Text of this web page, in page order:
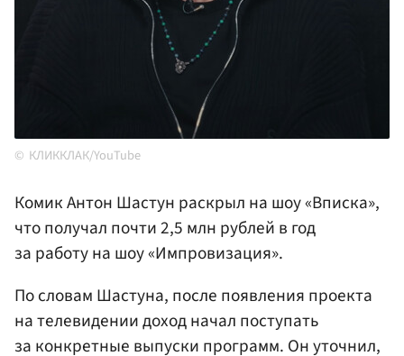
КЛИККЛАК/YouTube
Комик Антон Шастун раскрыл на шоу «Вписка»,
что получал почти 2,5 млн рублей в год
за работу на шоу «Импровизация».
По словам Шастуна, после появления проекта
на телевидении доход начал поступать
за конкретные выпуски программ. Он уточнил,